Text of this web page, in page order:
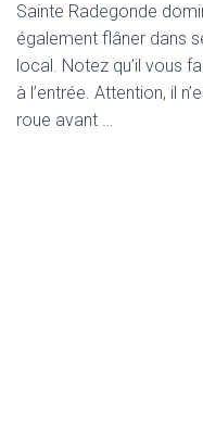
Sainte Radegonde
également flâner dans
local. Notez qu’il vous
à l’entrée. Attention, il
roue avant …